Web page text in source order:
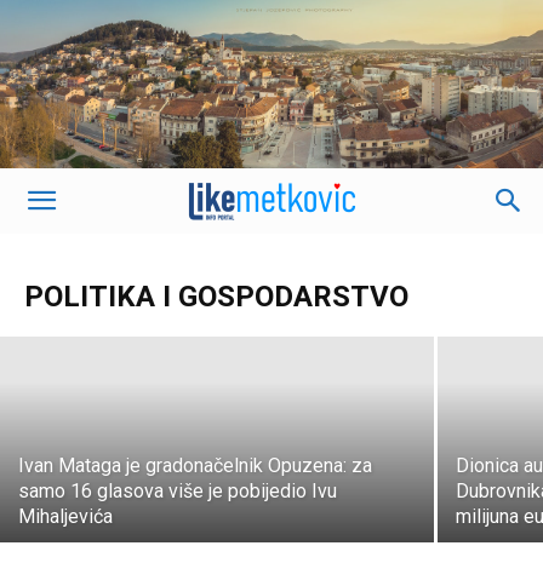
POLITIKA I GOSPODARSTVO
LIKEmetkovic.hr - 10. lipnja 2020.
Ivan Mataga je gradonačelnik Opuzena: za
samo 16 glasova više je pobijedio Ivu
Mihaljevića
Dionica
milijuna